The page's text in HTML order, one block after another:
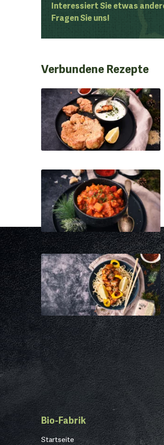
Interessiert Sie etwas
Fragen Sie uns!
VerbundeneRezepte
Bio-Fabrik
Startseite